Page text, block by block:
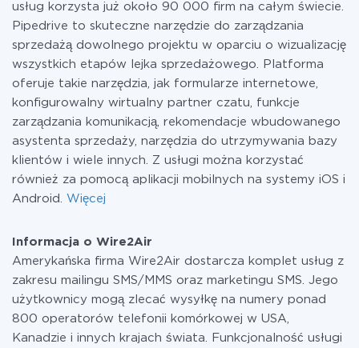
usług korzysta już około 90 000 firm na całym świecie.
Pipedrive to skuteczne narzędzie do zarządzania
sprzedażą dowolnego projektu w oparciu o wizualizację
wszystkich etapów lejka sprzedażowego. Platforma
oferuje takie narzędzia, jak formularze internetowe,
konfigurowalny wirtualny partner czatu, funkcje
zarządzania komunikacją, rekomendacje wbudowanego
asystenta sprzedaży, narzędzia do utrzymywania bazy
klientów i wiele innych. Z usługi można korzystać
również za pomocą aplikacji mobilnych na systemy iOS i
Android. Więcej
Informacja o Wire2Air
Amerykańska firma Wire2Air dostarcza komplet usług z
zakresu mailingu SMS/MMS oraz marketingu SMS. Jego
użytkownicy mogą zlecać wysyłkę na numery ponad
800 operatorów telefonii komórkowej w USA,
Kanadzie i innych krajach świata. Funkcjonalność usługi